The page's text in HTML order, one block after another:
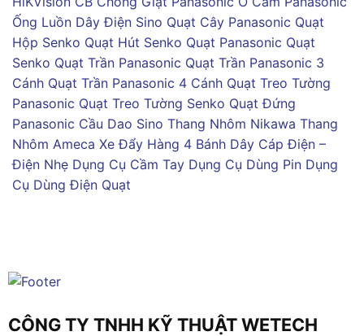
Ống Luồn Dây Điện Sino Quạt Cây Panasonic Quạt
Hộp Senko Quạt Hút Senko Quạt Panasonic Quạt
Senko Quạt Trần Panasonic Quạt Trần Panasonic 3
Cánh Quạt Trần Panasonic 4 Cánh Quạt Treo Tường
Panasonic Quạt Treo Tường Senko Quạt Đứng
Panasonic Cầu Dao Sino Thang Nhôm Nikawa Thang
Nhôm Ameca Xe Đẩy Hàng 4 Bánh Dây Cáp Điện –
Điện Nhẹ Dụng Cụ Cầm Tay Dụng Cụ Dùng Pin Dụng
Cụ Dùng Điện Quạt
CÔNG TY TNHH KỸ THUẬT WETECH